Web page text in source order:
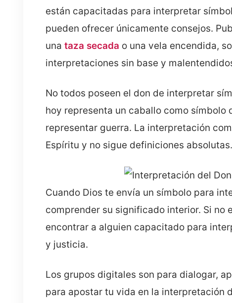
están capacitadas para interpretar
pueden ofrecer únicamente consejos.
una taza secada o una vela encendida,
interpretaciones sin base y
No todos poseen el don de interpretar
hoy representa un caballo como símbolo
representar guerra. La interpretación
Espíritu y no sigue definiciones absolutas.
Cuando Dios te envía un símbolo para
comprender su significado interior. Si no
encontrar a alguien capacitado para
y justicia.
Los grupos digitales son para dialogar,
para apostar tu vida en la interpretación